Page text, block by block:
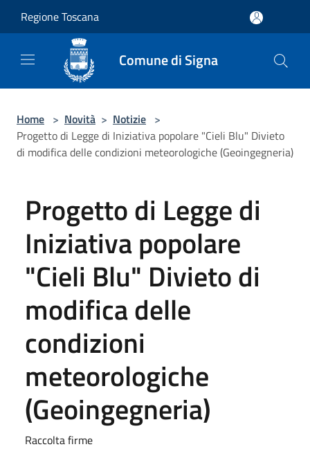
Regione Toscana
Comune di Signa
Home > Novità > Notizie >
Progetto di Legge di Iniziativa popolare "Cieli Blu" Divieto
di modifica delle condizioni meteorologiche (Geoingegneria)
Progetto di Legge di
Iniziativa popolare
"Cieli Blu" Divieto di
modifica delle
condizioni
meteorologiche
(Geoingegneria)
Raccolta firme